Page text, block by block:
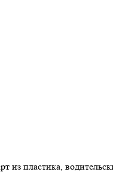
пластика,